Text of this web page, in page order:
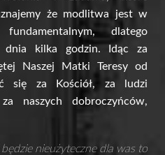
że modlitwa jest w
dlatego
dnia kilka godzin. Idąc za
Naszej Matki Teresy od
się za Kościół, za ludzi
naszych dobroczyńców,
nieużyteczne dla was to